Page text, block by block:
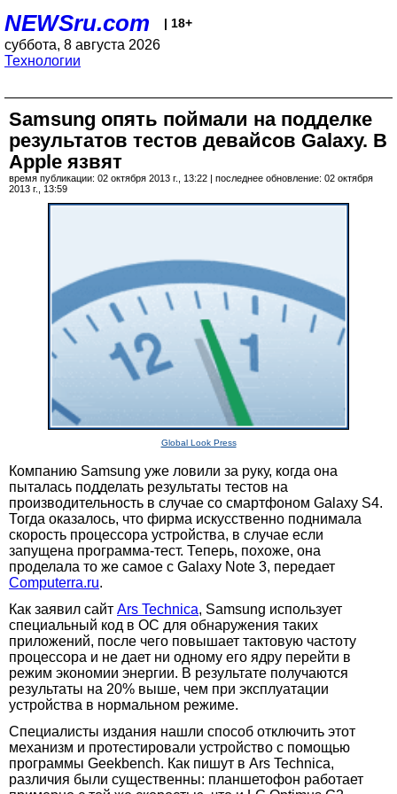
NEWSru.com | 18+
суббота, 8 августа 2026
Технологии
Samsung опять поймали на подделке
результатов тестов девайсов Galaxy. В
Apple язвят
время публикации: 02 октября 2013 г., 13:22 | последнее обновление: 02 октября
2013 г., 13:59
Global Look Press
Компанию Samsung уже ловили за руку, когда она
пыталась подделать результаты тестов на
производительность в случае со смартфоном Galaxy S4.
Тогда оказалось, что фирма искусственно поднимала
скорость процессора устройства, в случае если
запущена программа-тест. Теперь, похоже, она
проделала то же самое с Galaxy Note 3, передает
Computerra.ru.
Как заявил сайт Ars Technica, Samsung использует
специальный код в ОС для обнаружения таких
приложений, после чего повышает тактовую частоту
процессора и не дает ни одному его ядру перейти в
режим экономии энергии. В результате получаются
результаты на 20% выше, чем при эксплуатации
устройства в нормальном режиме.
Специалисты издания нашли способ отключить этот
механизм и протестировали устройство с помощью
программы Geekbench. Как пишут в Ars Technica,
различия были существенны: планшетофон работает